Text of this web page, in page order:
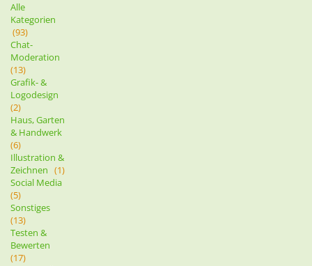
Alle
Kategorien
(93)
Chat-
Moderation
(13)
Grafik- &
Logodesign
(2)
Haus, Garten
& Handwerk
(6)
Illustration &
Zeichnen (1)
Social Media
(5)
Sonstiges
(13)
Testen &
Bewerten
(17)